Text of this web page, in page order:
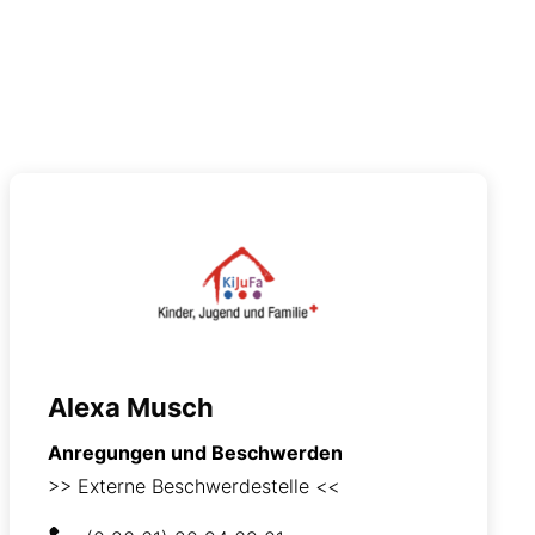
Alexa Musch
Anregungen und Beschwerden
>> Externe Beschwerdestelle <<